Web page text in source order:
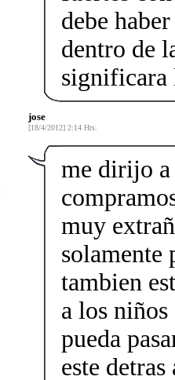
debe
dentro de
significara
jose
[18/4/2012] 2:14 Hrs.
me dirijo a
muy
solamente
tambien
a los
pueda
este